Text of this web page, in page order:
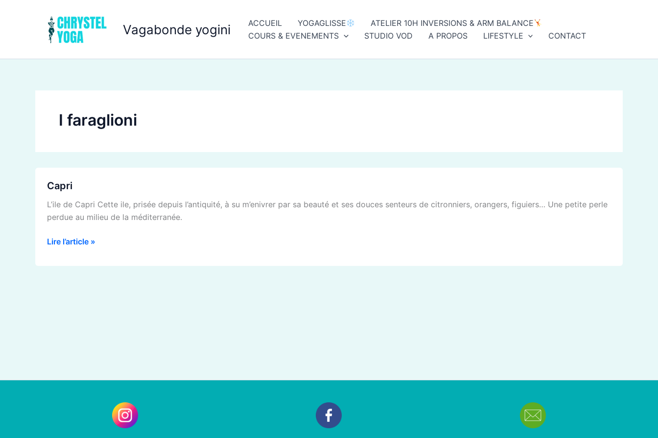
Vagabonde yogini ACCUEIL YOGAGLISSE
ATELIER 10H INVERSIONS & ARM BALANCE
COURS & EVENEMENTS
STUDIO VOD A PROPOS LIFESTYLE CONTACT
I faraglioni
Capri
L’ile de Capri Cette ile, prisée depuis l’antiquité, à su m’enivrer par sa beauté et ses douces senteurs de citronniers, orangers, figuiers… Une petite perle
perdue au milieu de la méditerranée.
Lire l’article »